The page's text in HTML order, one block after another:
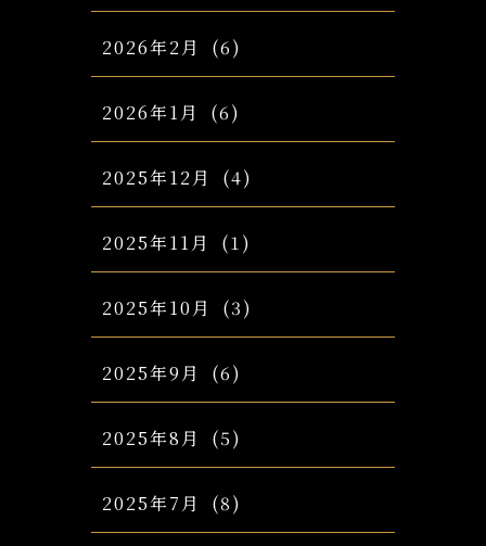
2026年2月 (6)
2026年1月 (6)
2025年12月 (4)
2025年11月 (1)
2025年10月 (3)
2025年9月 (6)
2025年8月 (5)
2025年7月 (8)